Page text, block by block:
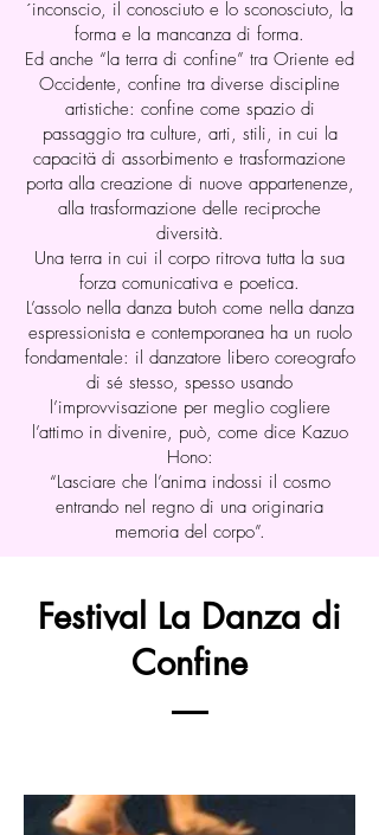
´inconscio, il conosciuto e lo sconosciuto, la
forma e la mancanza di forma.
Ed anche “la terra di confine” tra Oriente ed
Occidente, confine tra diverse discipline
artistiche: confine come spazio di
passaggio tra culture, arti, stili, in cui la
capacitä di assorbimento e trasformazione
porta alla creazione di nuove appartenenze,
alla trasformazione delle reciproche
diversità.
Una terra in cui il corpo ritrova tutta la sua
forza comunicativa e poetica.
L’assolo nella danza butoh come nella danza
espressionista e contemporanea ha un ruolo
fondamentale: il danzatore libero coreografo
di sé stesso, spesso usando
l’improvvisazione per meglio cogliere
l’attimo in divenire, può, come dice Kazuo
Hono:
“Lasciare che l’anima indossi il cosmo
entrando nel regno di una originaria
memoria del corpo”.
Festival La Danza di
Confine